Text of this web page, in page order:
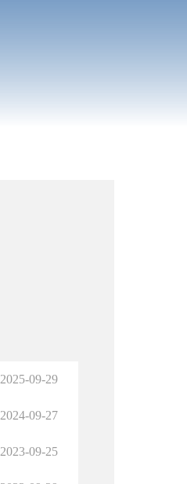
2025-09-29
2024-09-27
2023-09-25